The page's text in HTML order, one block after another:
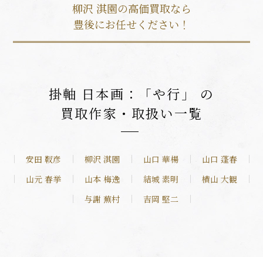
柳沢 淇園の高価買取なら
豊後にお任せください！
掛軸 日本画：「や行」 の
買取作家・取扱い一覧
安田 靫彦 柳沢 淇園 山口 華楊
山口 蓬春
山元 春挙
山本 梅逸 結城 素明
横山 大観
与謝 蕪村
吉岡 堅二